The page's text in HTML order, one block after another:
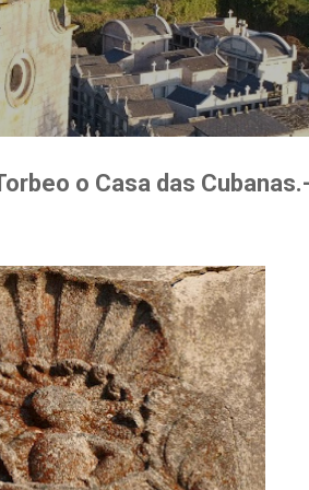
contenido principal
o Casa das